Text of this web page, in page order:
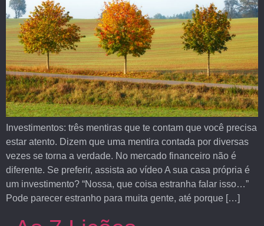
Investimentos: três mentiras que te contam que você precisa
estar atento. Dizem que uma mentira contada por diversas
vezes se torna a verdade. No mercado financeiro não é
diferente. Se preferir, assista ao vídeo A sua casa própria é
um investimento? “Nossa, que coisa estranha falar isso…”
Pode parecer estranho para muita gente, até porque […]